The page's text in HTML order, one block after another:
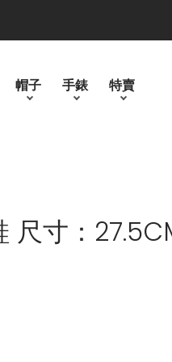
帽子 手錶 特賣
尺寸：